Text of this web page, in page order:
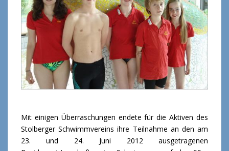
Mit einigen Überraschungen endete für die Aktiven des
Stolberger Schwimmvereins ihre Teilnahme an den am
23. und 24. Juni 2012 ausgetragenen